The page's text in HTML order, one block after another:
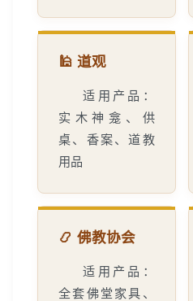
🕌 道观
适用产品：
实木神龛、供
桌、香案、道教
用品
📿 佛教协会
适用产品：
全套佛堂家具、